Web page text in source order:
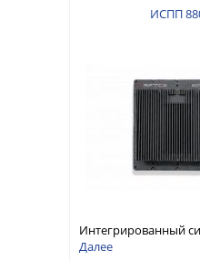
ИСПП
Интегрированный
защиты от ГНСС-
Далее